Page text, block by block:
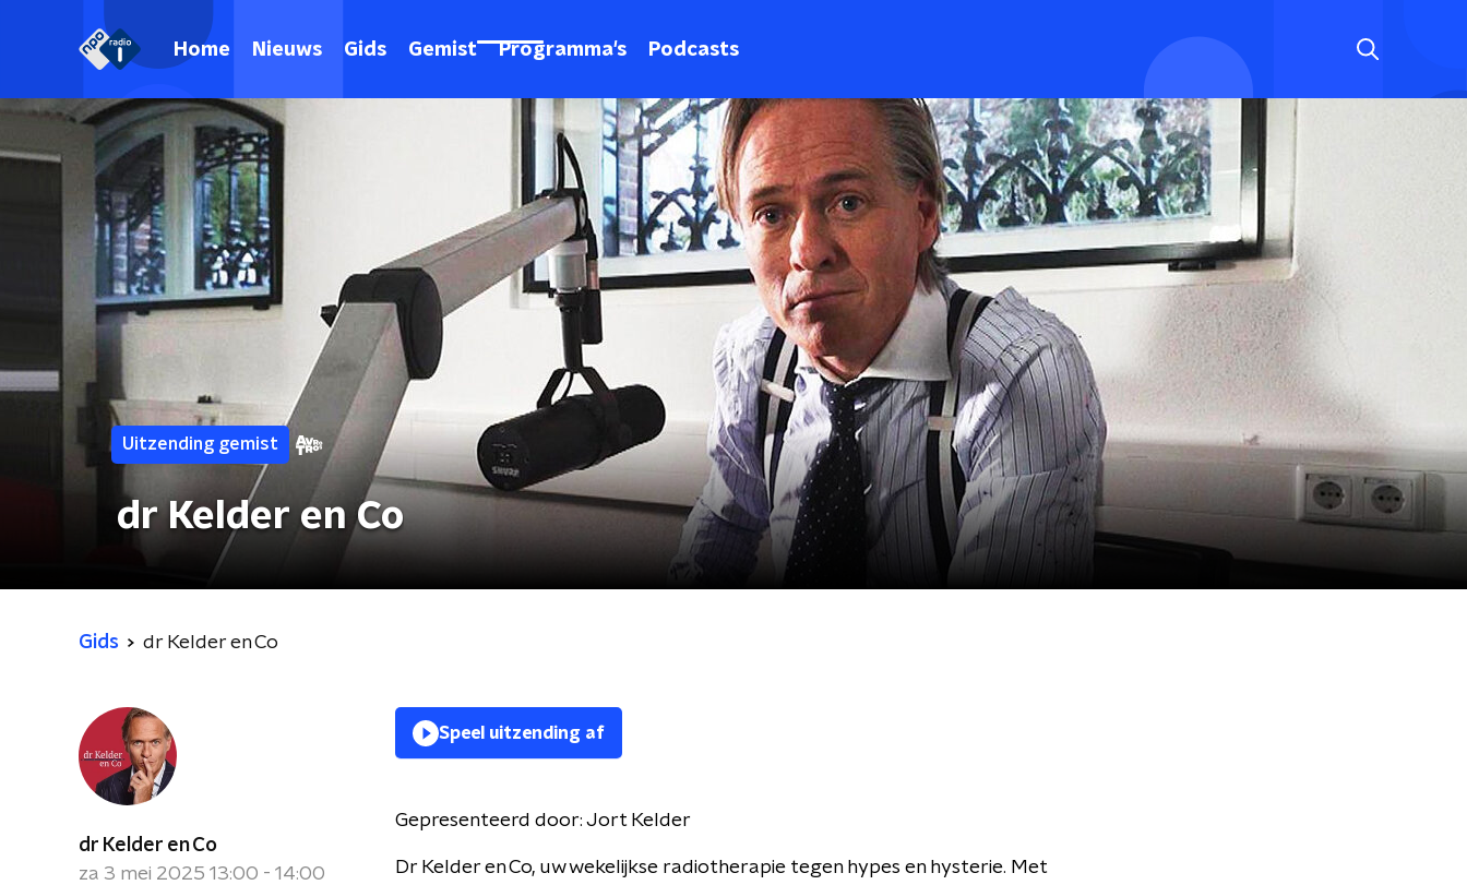
Home Nieuws Gids Gemist Programma's Podcasts
Uitzending gemist
dr Kelder en Co
Gids dr Kelder en Co
dr Kelder en Co
za 3 mei 2025 13:00 - 14:00
Speel uitzending af
Gepresenteerd door: Jort Kelder
Dr Kelder en Co, uw wekelijkse radiotherapie tegen hypes en hysterie. Met